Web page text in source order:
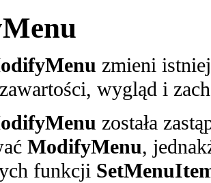
zmieni
wygląd i
została
ModifyMenu,
funkcji